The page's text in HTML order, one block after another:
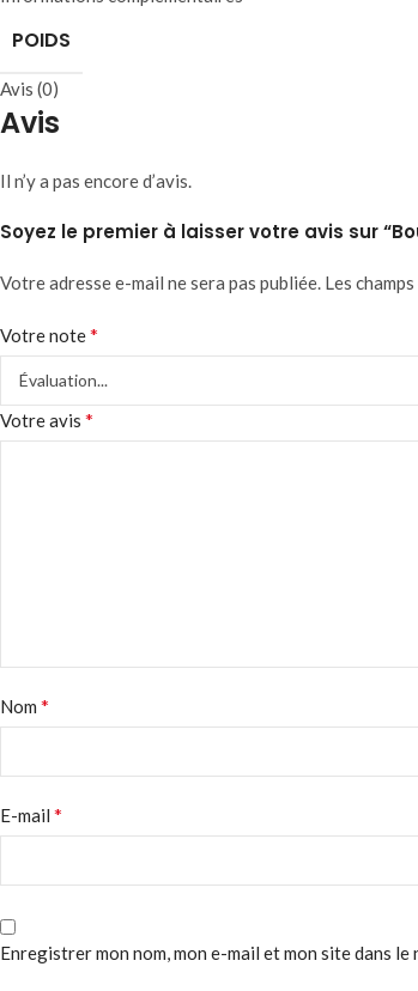
POIDS
Avis (0)
Avis
Il n’y a pas encore d’avis.
Soyez le premier à laisser votre avis sur
Votre adresse e-mail ne sera pas publiée. Les
Votre note*
Votre avis *
Nom *
E-mail *
Enregistrer mon nom, mon e-mail et mon site dans